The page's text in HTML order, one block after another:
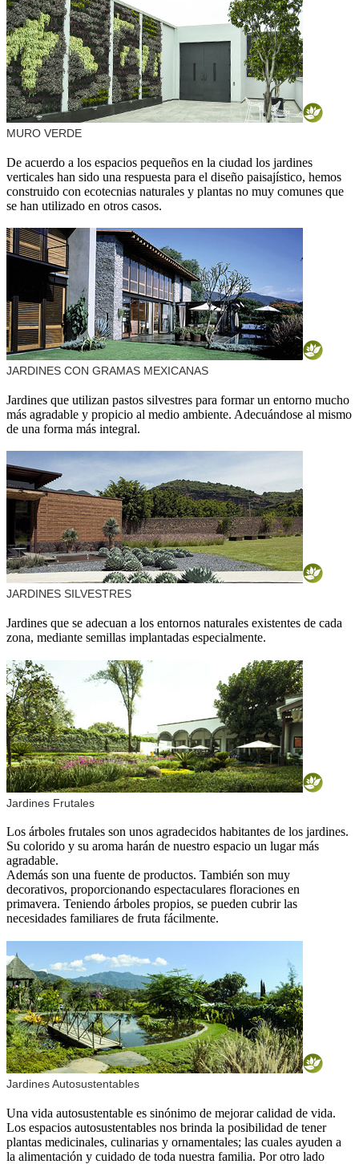
MURO VERDE
De acuerdo a los espacios pequeños en la ciudad los jardines
verticales han sido una respuesta para el diseño paisajístico, hemos
construido con ecotecnias naturales y plantas no muy comunes que
se han utilizado en otros casos.
JARDINES CON GRAMAS MEXICANAS
Jardines que utilizan pastos silvestres para formar un entorno mucho
más agradable y propicio al medio ambiente. Adecuándose al mismo
de una forma más integral.
JARDINES SILVESTRES
Jardines que se adecuan a los entornos naturales existentes de cada
zona, mediante semillas implantadas especialmente.
Jardines Frutales
Los árboles frutales son unos agradecidos habitantes de los jardines.
Su colorido y su aroma harán de nuestro espacio un lugar más
agradable.
Además son una fuente de productos. También son muy
decorativos, proporcionando espectaculares floraciones en
primavera. Teniendo árboles propios, se pueden cubrir las
necesidades familiares de fruta fácilmente.
Jardines Autosustentables
Una vida autosustentable es sinónimo de mejorar calidad de vida.
Los espacios autosustentables nos brinda la posibilidad de tener
plantas medicinales, culinarias y ornamentales; las cuales ayuden a
la alimentación y cuidado de toda nuestra familia. Por otro lado